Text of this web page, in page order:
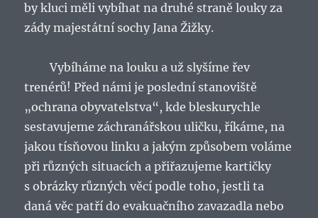
by kluci měli vybíhat na druhé straně louky za
zády majestátní sochy Jana Žižky.
Vybíháme na louku a už slyšíme řev
trenérů! Před námi je poslední stanoviště
„ochrana obyvatelstva“, kde bleskurychle
sestavujeme záchranářskou uličku, říkáme, na
jakou tísňovou linku a jakým způsobem voláme
při různých situacích a přiřazujeme kartičky
s obrázky různých věcí podle toho, jestli ta
daná věc patří do evakuačního zavazadla nebo